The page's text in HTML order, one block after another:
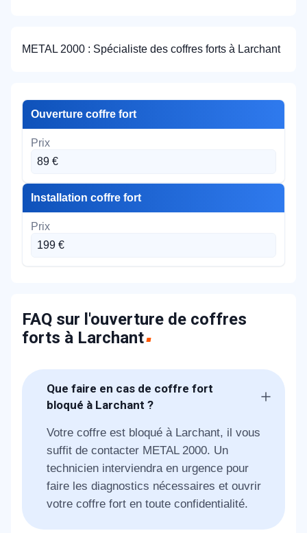
METAL 2000 : Spécialiste des coffres forts à Larchant
Ouverture coffre fort
89 €
Installation coffre fort
199 €
FAQ sur l'ouverture de coffres
forts à Larchant
Que faire en cas de coffre fort
bloqué à Larchant ?
Votre coffre est bloqué à Larchant, il vous
suffit de contacter METAL 2000. Un
technicien interviendra en urgence pour
faire les diagnostics nécessaires et ouvrir
votre coffre fort en toute confidentialité.